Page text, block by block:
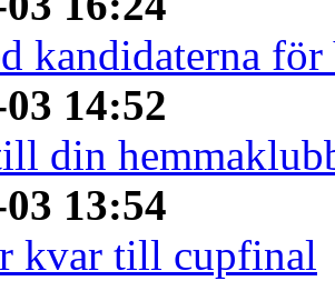
kandidaterna
14:52
din
13:54
kvar till cupfinal